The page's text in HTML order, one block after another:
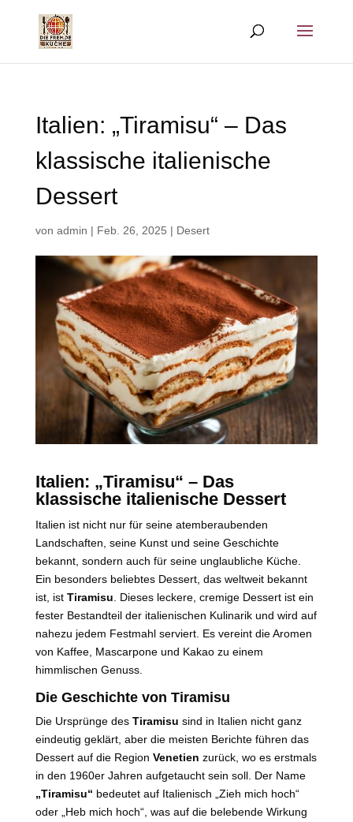
Italien: „Tiramisu“ – Das
klassische italienische
Dessert
von admin | Feb. 26, 2025 | Desert
Italien: „Tiramisu“ – Das
klassische italienische Dessert
Italien ist nicht nur für seine atemberaubenden
Landschaften, seine Kunst und seine Geschichte
bekannt, sondern auch für seine unglaubliche Küche.
Ein besonders beliebtes Dessert, das weltweit bekannt
ist, ist Tiramisu . Dieses leckere, cremige Dessert ist ein
fester Bestandteil der italienischen Kulinarik und wird auf
nahezu jedem Festmahl serviert. Es vereint die Aromen
von Kaffee, Mascarpone und Kakao zu einem
himmlischen Genuss.
Die Geschichte von Tiramisu
Die Ursprünge des Tiramisu sind in Italien nicht ganz
eindeutig geklärt, aber die meisten Berichte führen das
Dessert auf die Region Venetien zurück, wo es erstmals
in den 1960er Jahren aufgetaucht sein soll. Der Name
„Tiramisu“ bedeutet auf Italienisch „Zieh mich hoch“
oder „Heb mich hoch“, was auf die belebende Wirkung